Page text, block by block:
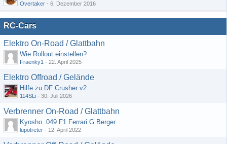
Overtaker - 6. Dezember 2016
RC-Cars
Elektro On-Road / Glattbahn
Wie Rollout einstellen?
Fraenky1 - 22. April 2025
Elektro Offroad / Gelände
Hilfe zu DF Crusher v2
114SLi - 30. Juli 2026
Verbrenner On-Road / Glattbahn
Kyosho .049 F1 Ferrari G Berger
lupotreter - 12. April 2022